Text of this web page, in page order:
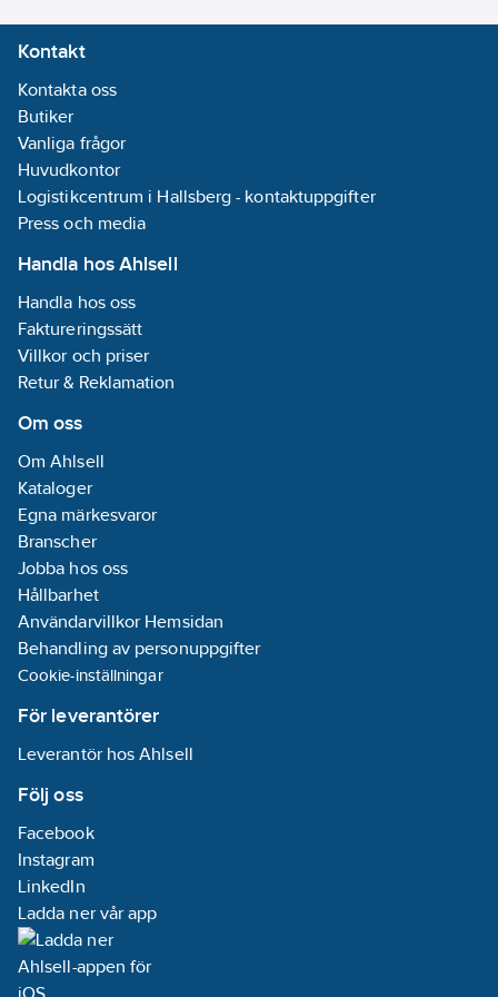
Kontakt
Kontakta oss
Butiker
Vanliga frågor
Huvudkontor
Logistikcentrum i Hallsberg - kontaktuppgifter
Press och media
Handla hos Ahlsell
Handla hos oss
Faktureringssätt
Villkor och priser
Retur & Reklamation
Om oss
Om Ahlsell
Kataloger
Egna märkesvaror
Branscher
Jobba hos oss
Hållbarhet
Användarvillkor Hemsidan
Behandling av personuppgifter
Cookie-inställningar
För leverantörer
Leverantör hos Ahlsell
Följ oss
Facebook
Instagram
LinkedIn
Ladda ner vår app